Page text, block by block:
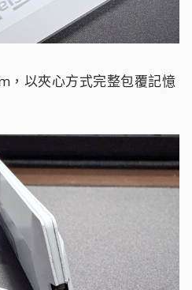
，以夾心方式完整包覆記憶